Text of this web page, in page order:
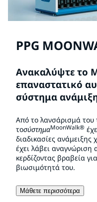
PPG
Ανακαλύψτε το
επαναστατικό
σύστημα
Από το λανσάρισμά του
τοσύστημαMoonWalk®
διαδικασίες
έχει λάβει
κερδίζοντας βραβεία
βιωσιμότητά του.
Μάθετε περισσότερα